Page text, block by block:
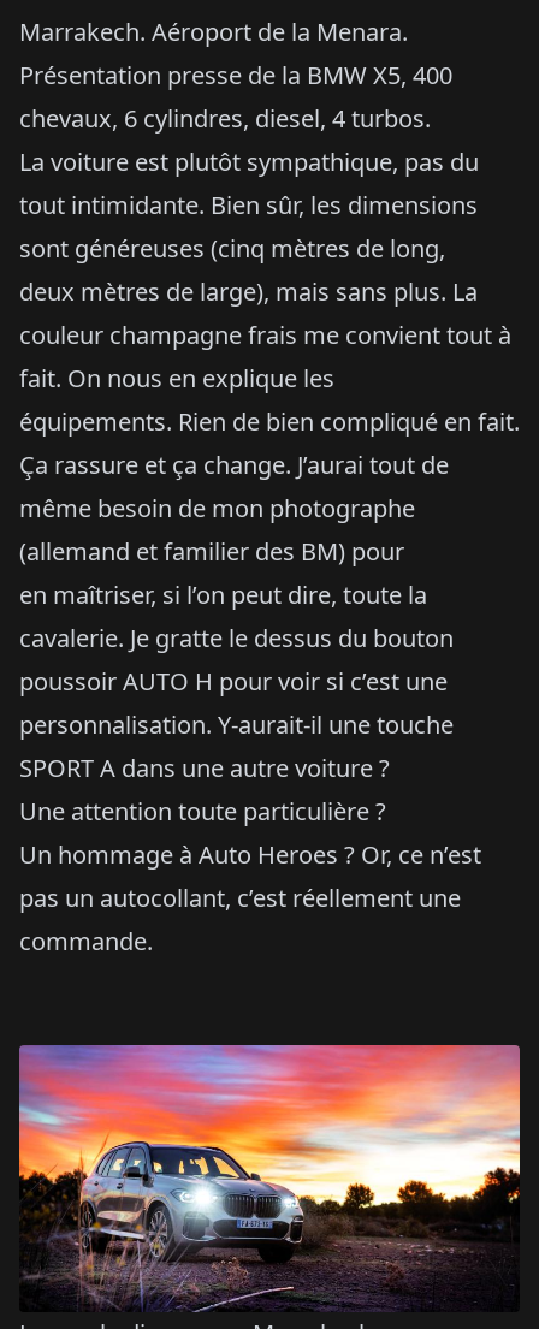
Marrakech. Aéroport de la Menara.
Présentation presse de la BMW X5, 400
chevaux, 6 cylindres, diesel, 4 turbos.
La voiture est plutôt sympathique, pas du
tout intimidante. Bien sûr, les dimensions
sont généreuses (cinq mètres de long,
deux mètres de large), mais sans plus. La
couleur champagne frais me convient tout à
fait. On nous en explique les
équipements. Rien de bien compliqué en fait.
Ça rassure et ça change. J’aurai tout de
même besoin de mon photographe
(allemand et familier des BM) pour
en maîtriser, si l’on peut dire, toute la
cavalerie. Je gratte le dessus du bouton
poussoir AUTO H pour voir si c’est une
personnalisation. Y-aurait-il une touche
SPORT A dans une autre voiture ?
Une attention toute particulière ?
Un hommage à Auto Heroes ? Or, ce n’est
pas un autocollant, c’est réellement une
commande.